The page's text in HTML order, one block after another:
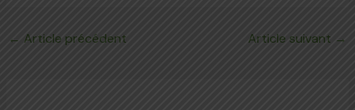
← Article précédent Article suivant →